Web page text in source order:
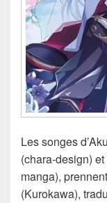
Les songes
(chara-design)
manga),
(Kurokawa),